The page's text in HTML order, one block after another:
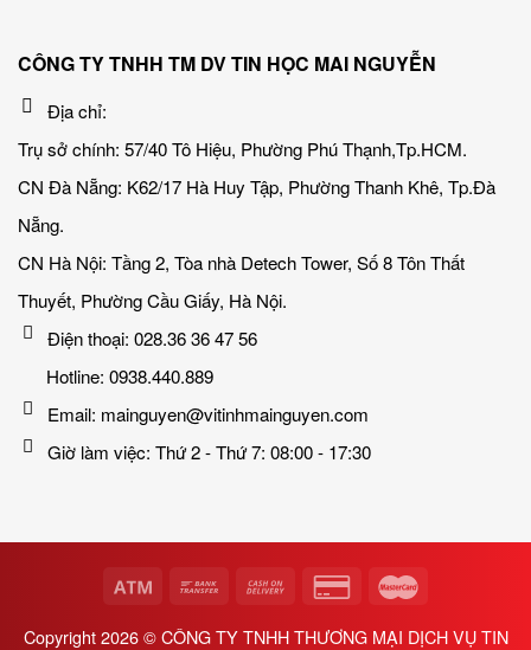
CÔNG TY TNHH TM DV TIN HỌC MAI NGUYỄN
Địa chỉ:
Trụ sở chính: 57/40 Tô Hiệu, Phường Phú Thạnh,Tp.HCM.
CN Đà Nẵng: K62/17 Hà Huy Tập, Phường Thanh Khê, Tp.Đà
Nẵng.
CN Hà Nội: Tầng 2, Tòa nhà Detech Tower, Số 8 Tôn Thất
Thuyết, Phường Cầu Giấy, Hà Nội.
Điện thoại: 028.36 36 47 56
Hotline: 0938.440.889
Email: mainguyen@vitinhmainguyen.com
Giờ làm việc: Thứ 2 - Thứ 7: 08:00 - 17:30
Copyright 2026 ©CÔNG TY TNHH THƯƠNG MẠI DỊCH VỤ TIN